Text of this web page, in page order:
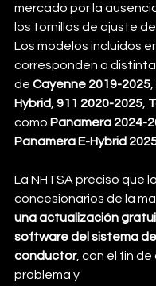
mercado por la
los tornillos de ajuste de
Los modelos incluidos
corresponden a
de Cayenne 2019-2025
Hybrid 911 2020-2025
como Panamera 2024-
Panamera E-Hybrid
La NHTSA precisó que
concesionarios de la
una actualización
software del sistema
conductor, con el fin de
problema y